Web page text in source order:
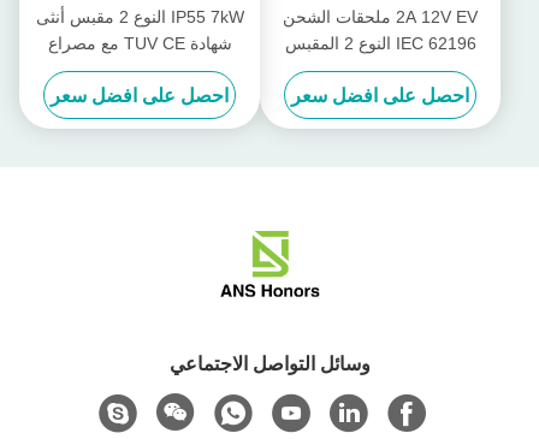
2A 12V EV ملحقات الشحن
IEC 62196 النوع 2 المقبس
لمحطة شحن EV
احصل على افضل سعر
IP55 7kW النوع 2 مقبس أنثى
شهادة TUV CE مع مصراع
احصل على افضل سعر
وسائل التواصل الاجتماعي